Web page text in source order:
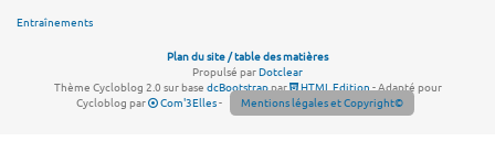
Entraînements
Plan du site / table des matières
Propulsé parDotclear
Thème Cycloblog 2.0 sur base dcBootstrappar HTML Edition- Adapté pour
Cycloblog par
Com'3Elles- Mentions légales et Copyright©